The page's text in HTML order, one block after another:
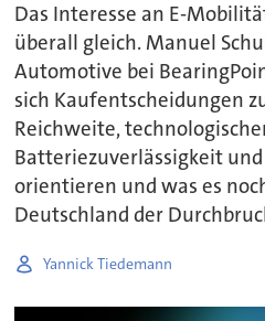
Das Interesse an E-
überall gleich. Manuel
Automotive bei
sich Kaufentscheidungen
Reichweite,
Batteriezuverlässigkeit
orientieren und was es
Deutschland der
Yannick Tiedemann